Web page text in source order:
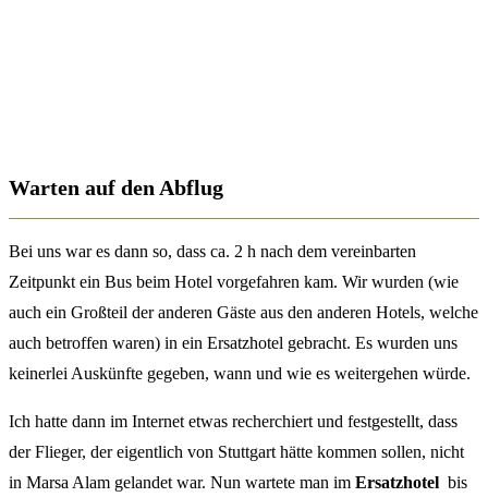
Warten auf den Abflug
Bei uns war es dann so, dass ca. 2 h nach dem vereinbarten
Zeitpunkt ein Bus beim Hotel vorgefahren kam. Wir wurden (wie
auch ein Großteil der anderen Gäste aus den anderen Hotels, welche
auch betroffen waren) in ein Ersatzhotel gebracht. Es wurden uns
keinerlei Auskünfte gegeben, wann und wie es weitergehen würde.
Ich hatte dann im Internet etwas recherchiert und festgestellt, dass
der Flieger, der eigentlich von Stuttgart hätte kommen sollen, nicht
in Marsa Alam gelandet war. Nun wartete man im Ersatzhotel bis